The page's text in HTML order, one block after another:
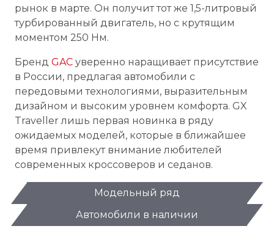
рынок в марте. Он получит тот же 1,5-литровый
турбированный двигатель, но с крутящим
моментом 250 Нм.
Бренд GAC уверенно наращивает присутствие
в России, предлагая автомобили с
передовыми технологиями, выразительным
дизайном и высоким уровнем комфорта. GX
Traveller лишь первая новинка в ряду
ожидаемых моделей, которые в ближайшее
время привлекут внимание любителей
современных кроссоверов и седанов.
Модельный ряд
Автомобили в наличии